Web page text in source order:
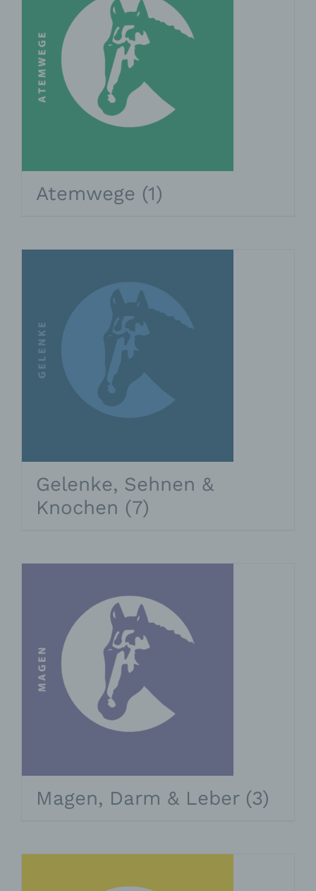
Atemwege (1)
Gelenke, Sehnen &
Knochen (7)
Magen, Darm & Leber (3)